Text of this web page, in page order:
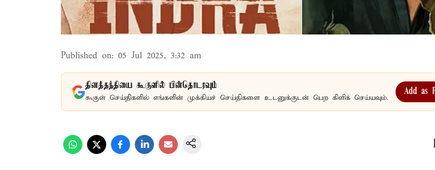
Published on: 05 Jul 2025, 3:32 am
தினத்தந்தியை கூகுளில் பின்தொடரவும்
கூகுள் செய்திகளில் எங்களின் முக்கியச் செய்திகளை உடனுக்குடன் பெற கிளிக் செய்யவும்.
Add as